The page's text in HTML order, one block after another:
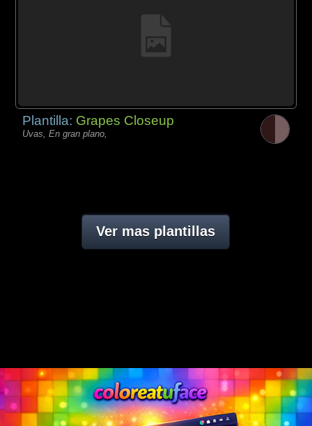
Plantilla: Grapes Closeup
Uvas, En gran plano,
Ver mas plantillas